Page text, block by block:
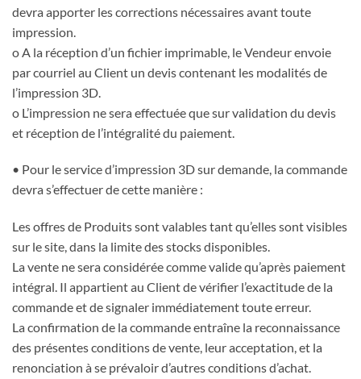
devra apporter les corrections nécessaires avant toute
impression.
o A la réception d’un fichier imprimable, le Vendeur envoie
par courriel au Client un devis contenant les modalités de
l’impression 3D.
o L’impression ne sera effectuée que sur validation du devis
et réception de l’intégralité du paiement.
• Pour le service d’impression 3D sur demande, la commande
devra s’effectuer de cette manière :
Les offres de Produits sont valables tant qu’elles sont visibles
sur le site, dans la limite des stocks disponibles.
La vente ne sera considérée comme valide qu’après paiement
intégral. Il appartient au Client de vérifier l’exactitude de la
commande et de signaler immédiatement toute erreur.
La confirmation de la commande entraîne la reconnaissance
des présentes conditions de vente, leur acceptation, et la
renonciation à se prévaloir d’autres conditions d’achat.